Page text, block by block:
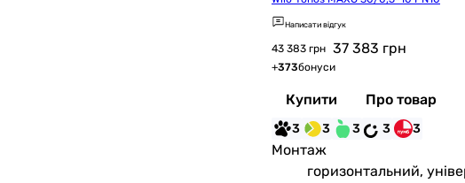
Написати відгук
43 383 грн 37 383 грн
+373бонуси
Купити Про товар
3 3 3 3 3
Монтаж
горизонтальний,